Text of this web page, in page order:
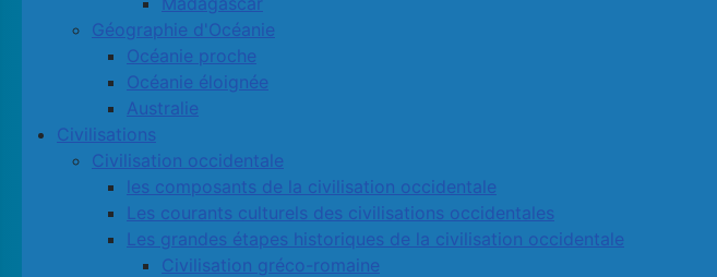
Géographie d'Océanie
Océanie proche
Océanie éloignée
Australie
Civilisations
Civilisation occidentale
les composants de la civilisation occidentale
Les courants culturels des civilisations occidentales
Les grandes étapes historiques de la civilisation occidentale
Civilisation gréco-romaine